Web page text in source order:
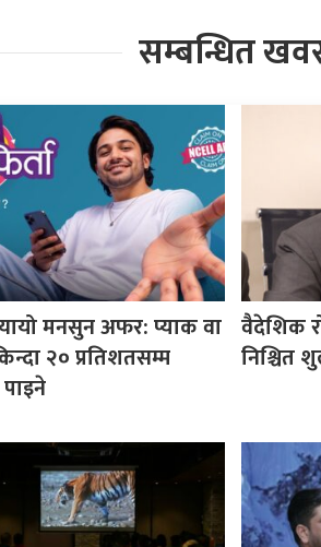
सम्बन्धित
मनसुन अफर: प्याक वा
२० प्रतिशतसम्म
वैदेशिक
निश्चित